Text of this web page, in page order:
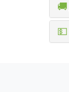
🚚
💵